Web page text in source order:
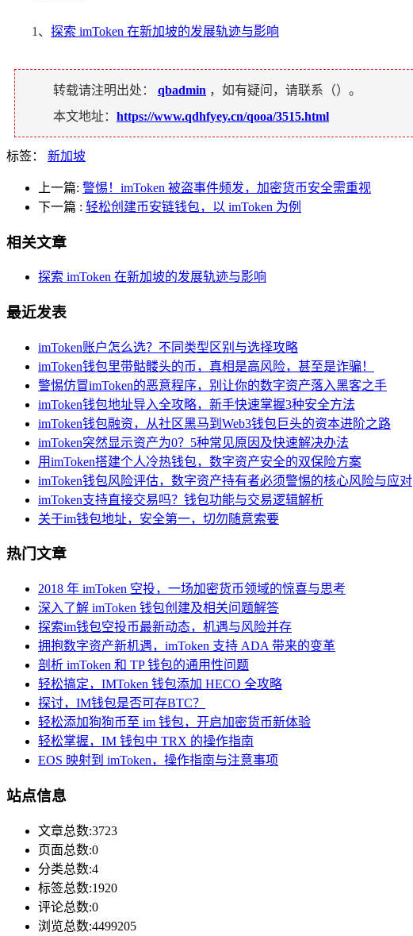
1、 探索 imToken 在新加坡的发展轨迹与影响
转载请注明出处： qbadmin ，如有疑问，请联系（）。
本文地址： https://www.qdhfyey.cn/qooa/3515.html
标签： 新加坡
上一篇: 警惕！imToken 被盗事件频发，加密货币安全需重视
下一篇 : 轻松创建币安链钱包，以 imToken 为例
相关文章
探索 imToken 在新加坡的发展轨迹与影响
最近发表
imToken账户怎么选？不同类型区别与选择攻略
imToken钱包里带骷髅头的币，真相是高风险，甚至是诈骗！
警惕仿冒imToken的恶意程序，别让你的数字资产落入黑客之手
imToken钱包地址导入全攻略，新手快速掌握3种安全方法
imToken钱包融资，从社区黑马到Web3钱包巨头的资本进阶之路
imToken突然显示资产为0？5种常见原因及快速解决办法
用imToken搭建个人冷热钱包，数字资产安全的双保险方案
imToken钱包风险评估，数字资产持有者必须警惕的核心风险与应对
imToken支持直接交易吗？钱包功能与交易逻辑解析
关于im钱包地址，安全第一，切勿随意索要
热门文章
2018 年 imToken 空投，一场加密货币领域的惊喜与思考
深入了解 imToken 钱包创建及相关问题解答
探索im钱包空投币最新动态，机遇与风险并存
拥抱数字资产新机遇，imToken 支持 ADA 带来的变革
剖析 imToken 和 TP 钱包的通用性问题
轻松搞定，IMToken 钱包添加 HECO 全攻略
探讨，IM钱包是否可存BTC？
轻松添加狗狗币至 im 钱包，开启加密货币新体验
轻松掌握，IM 钱包中 TRX 的操作指南
EOS 映射到 imToken，操作指南与注意事项
站点信息
文章总数:3723
页面总数:0
分类总数:4
标签总数:1920
评论总数:0
浏览总数:4499205